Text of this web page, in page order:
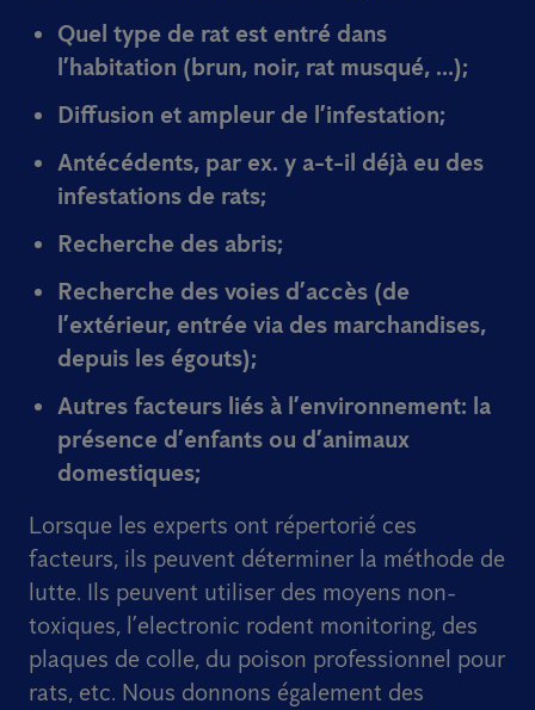
Quel type de rat est entré dans
l’habitation (brun, noir, rat musqué, ...);
Diffusion et ampleur de l’infestation;
Antécédents, par ex. y a-t-il déjà eu des
infestations de rats;
Recherche des abris;
Recherche des voies d’accès (de
l’extérieur, entrée via des marchandises,
depuis les égouts);
Autres facteurs liés à l’environnement: la
présence d’enfants ou d’animaux
domestiques;
Lorsque les experts ont répertorié ces
facteurs, ils peuvent déterminer la méthode de
lutte. Ils peuvent utiliser des moyens non-
toxiques, l’electronic rodent monitoring, des
plaques de colle, du poison professionnel pour
rats, etc. Nous donnons également des